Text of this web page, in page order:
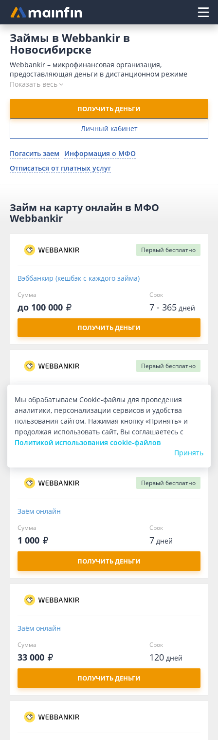
Главное меню
Займы в Webbankir в
Новосибирске
Webbankir – микрофинансовая организация,
предоставляющая деньги в дистанционном режиме
моментально и круглосуточно. В долг можно взять до
Деньги или наличными переводом.
Показать весь
ПОЛУЧИТЬ ДЕНЬГИ
Личный кабинет
Погасить заем
Информация о МФО
Отписаться от платных услуг
Займ на карту онлайн в МФО
Webbankir
Первый бесплатно
Вэббанкир (кешбэк с каждого займа)
Сумма
до 100 000
Срок
7 - 365дней
ПОЛУЧИТЬ ДЕНЬГИ
Первый бесплатно
Сумма
до 100 000
Срок
7 - 356дней
ПОЛУЧИТЬ ДЕНЬГИ
Первый бесплатно
Заём онлайн
Сумма
1 000
Срок
7дней
ПОЛУЧИТЬ ДЕНЬГИ
Заём онлайн
Сумма
33 000
Срок
120дней
ПОЛУЧИТЬ ДЕНЬГИ
Мы обрабатываем Cookie-файлы для проведения
аналитики, персонализации сервисов и удобства
пользования сайтом. Нажимая кнопку «Принять» и
продолжая использовать сайт, Вы соглашаетесь с
Политикой использования cookie-файлов
Принять